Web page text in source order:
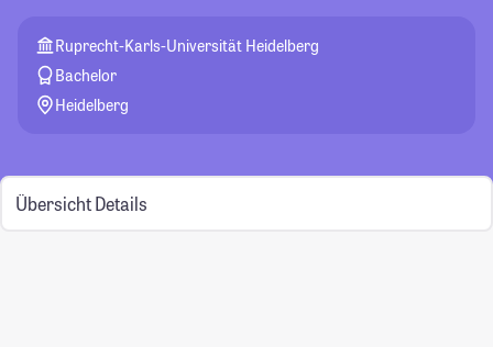
Ruprecht-Karls-Universität Heidelberg
Bachelor
Heidelberg
Übersicht Details